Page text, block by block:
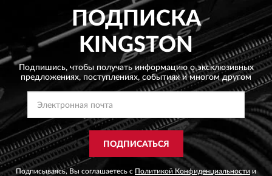
ПОДПИСКА
KINGSTON
Подпишись, чтобы получать информацию о эксклюзивных
предложениях, поступлениях, событиях и многом другом
ПОДПИСАТЬСЯ
Подписываясь, Вы соглашаетесь с Политикой Конфиденциальности и